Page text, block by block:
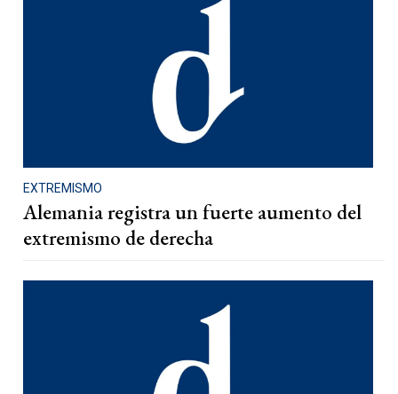
EXTREMISMO
Alemania registra un fuerte aumento del
extremismo de derecha